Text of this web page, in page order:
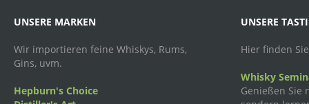
UNSERE MARKEN
Wir importieren feine Whiskys, Rums,
Gins, uvm.
Hepburn's Choice
UNSERE
Hier finden
Whisky
Genießen Sie